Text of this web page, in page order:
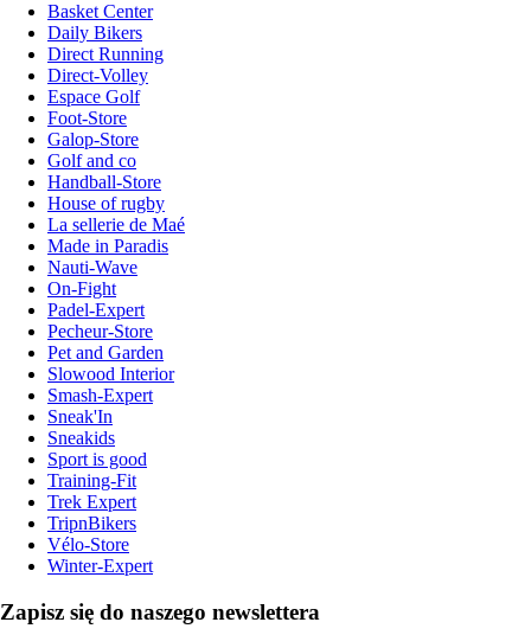
Basket Center
Daily Bikers
Direct Running
Direct-Volley
Espace Golf
Foot-Store
Galop-Store
Golf and co
Handball-Store
House of rugby
La sellerie de Maé
Made in Paradis
Nauti-Wave
On-Fight
Padel-Expert
Pecheur-Store
Pet and Garden
Slowood Interior
Smash-Expert
Sneak'In
Sneakids
Sport is good
Training-Fit
Trek Expert
TripnBikers
Vélo-Store
Winter-Expert
Zapisz się do naszego newslettera